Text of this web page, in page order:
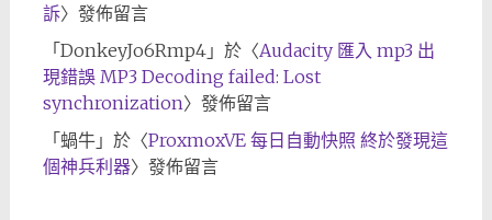
訴〉發佈留言
「 DonkeyJo6Rmp4」於〈Audacity 匯入 mp3 出
現錯誤 MP3 Decoding failed: Lost
synchronization〉發佈留言
「 蝸牛」於〈ProxmoxVE 每日自動快照 終於發現這
個神兵利器〉發佈留言